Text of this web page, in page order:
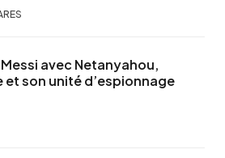
avec Netanyahou,
et son unité d’espionnage